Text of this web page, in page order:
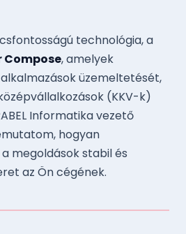
technológia, a
Compose, amelyek
üzemeltetését,
(KKV-k)
Informatika vezető
hogyan
megoldások stabil és
az Ön cégének.